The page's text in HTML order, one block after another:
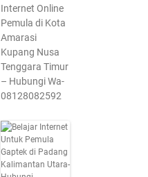
Internet Online
Pemula di Kota
Amarasi
Kupang Nusa
Tenggara Timur
– Hubungi Wa-
08128082592